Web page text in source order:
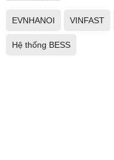
EVNHANOI VINFAST
Hệ thống BESS